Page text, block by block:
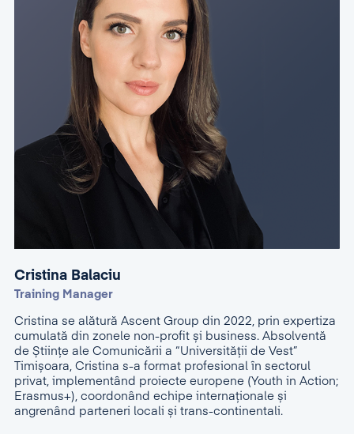
Cristina Balaciu
Training Manager
Cristina se alătură Ascent Group din 2022, prin expertiza
cumulată din zonele non-profit și business. Absolventă
de Științe ale Comunicării a “Universității de Vest”
Timișoara, Cristina s-a format profesional în sectorul
privat, implementând proiecte europene (Youth in Action;
Erasmus+), coordonând echipe internaționale și
angrenând parteneri locali și trans-continentali.